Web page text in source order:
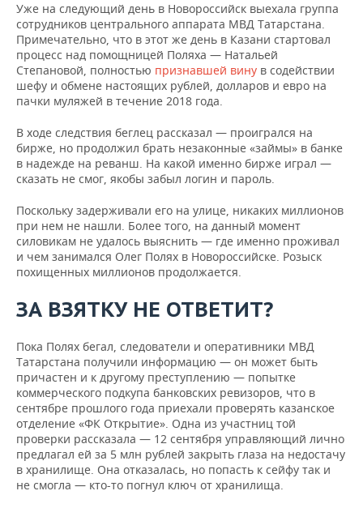
Уже на следующий день в Новороссийск выехала группа
сотрудников центрального аппарата МВД Татарстана.
Примечательно, что в этот же день в Казани стартовал
процесс над помощницей Поляха — Натальей
Степановой, полностью признавшей вину в содействии
шефу и обмене настоящих рублей, долларов и евро на
пачки муляжей в течение 2018 года.
В ходе следствия беглец рассказал — проигрался на
бирже, но продолжил брать незаконные «займы» в банке
в надежде на реванш. На какой именно бирже играл —
сказать не смог, якобы забыл логин и пароль.
Поскольку задерживали его на улице, никаких миллионов
при нем не нашли. Более того, на данный момент
силовикам не удалось выяснить — где именно проживал
и чем занимался Олег Полях в Новороссийске. Розыск
похищенных миллионов продолжается.
ЗА ВЗЯТКУ НЕ ОТВЕТИТ?
Пока Полях бегал, следователи и оперативники МВД
Татарстана получили информацию — он может быть
причастен и к другому преступлению — попытке
коммерческого подкупа банковских ревизоров, что в
сентябре прошлого года приехали проверять казанское
отделение «ФК Открытие». Одна из участниц той
проверки рассказала — 12 сентября управляющий лично
предлагал ей за 5 млн рублей закрыть глаза на недостачу
в хранилище. Она отказалась, но попасть к сейфу так и
не смогла — кто-то погнул ключ от хранилища.